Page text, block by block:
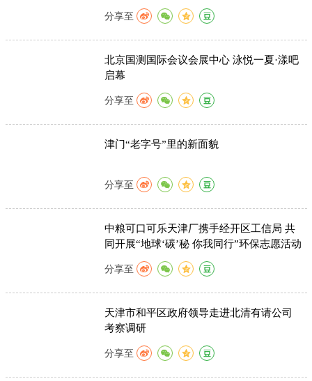
分享至
北京国测国际会议会展中心 泳悦一夏·漾吧
启幕
分享至
津门“老字号”里的新面貌
分享至
中粮可口可乐天津厂携手经开区工信局 共
同开展“地球‘碳’秘 你我同行”环保志愿活动
分享至
天津市和平区政府领导走进北清有请公司
考察调研
分享至